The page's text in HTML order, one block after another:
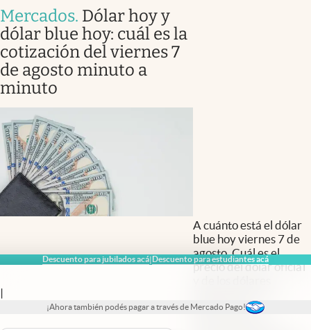
Descuento para jubilados acá|Descuento para estudiantes acá
|
¡Ahora también podés pagar a través de Mercado Pago!
Mercados. Dólar hoy y
dólar blue hoy: cuál es la
cotización del viernes 7
de agosto minuto a
minuto
A cuánto está el dólar
blue hoy viernes 7 de
agosto. Cuál es el
precio del dólar oficial
MEP. Toda la